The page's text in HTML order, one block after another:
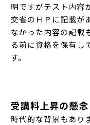
明ですがテスト内容
交省のＨＰに記載が
なかった内容の記載
る前に資格を保有し
す。
受講料上昇の懸念
時代的な背景もあり